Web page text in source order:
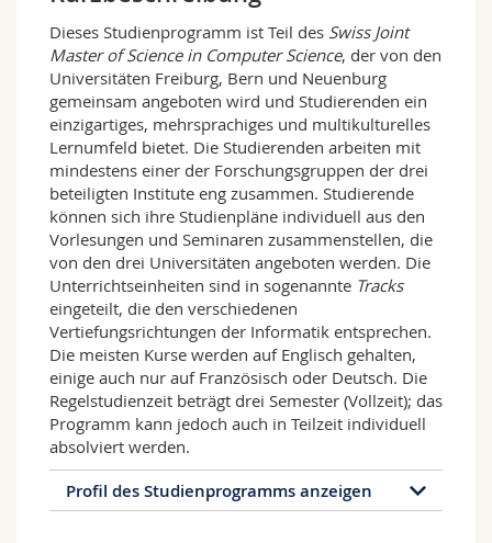
Math.-Nat. und Med. Fak.
Interfakultär
Doktorierende
Vorlesungsverzeichnis
MyUnifr
Dieses Studienprogramm ist Teil des Swiss Joint
Master of Science in Computer Science, der von den
Universitäten Freiburg, Bern und Neuenburg
gemeinsam angeboten wird und Studierenden ein
einzigartiges, mehrsprachiges und multikulturelles
Lernumfeld bietet. Die Studierenden arbeiten mit
mindestens einer der Forschungsgruppen der drei
beteiligten Institute eng zusammen. Studierende
können sich ihre Studienpläne individuell aus den
Vorlesungen und Seminaren zusammenstellen, die
von den drei Universitäten angeboten werden. Die
Unterrichtseinheiten sind in sogenannte Tracks
eingeteilt, die den verschiedenen
Vertiefungsrichtungen der Informatik entsprechen.
Die meisten Kurse werden auf Englisch gehalten,
einige auch nur auf Französisch oder Deutsch. Die
Regelstudienzeit beträgt drei Semester (Vollzeit); das
Programm kann jedoch auch in Teilzeit individuell
absolviert werden.
Profil des Studienprogramms anzeigen